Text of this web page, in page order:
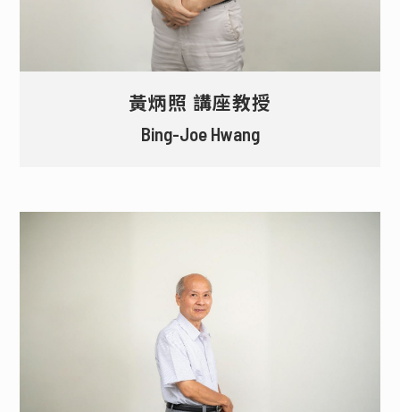
黃炳照 講座教授
Bing-Joe Hwang